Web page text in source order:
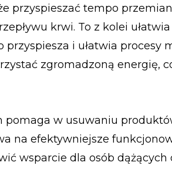
przyspieszać tempo
krwi. To z kolei
i ułatwia procesy
zgromadzoną energię,
pomaga w usuwaniu
na efektywniejsze
wsparcie dla osób dążących